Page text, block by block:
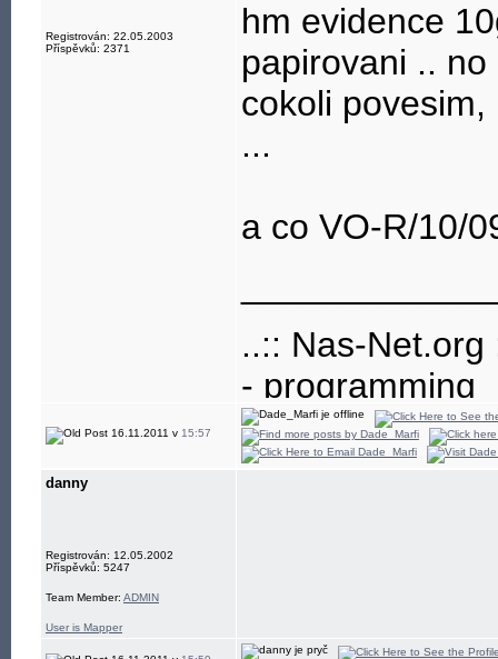
Registrován: 22.05.2003
Příspěvků: 2371
hm evidence
papirovani ..
cokoli
...
a co VO-R/10/
..:: Nas-Net.org
- programming
- build-up and
- development
16.11.2011 v 15:57
danny
Registrován: 12.05.2002
Příspěvků: 5247
Team Member: ADMIN
User is Mapper